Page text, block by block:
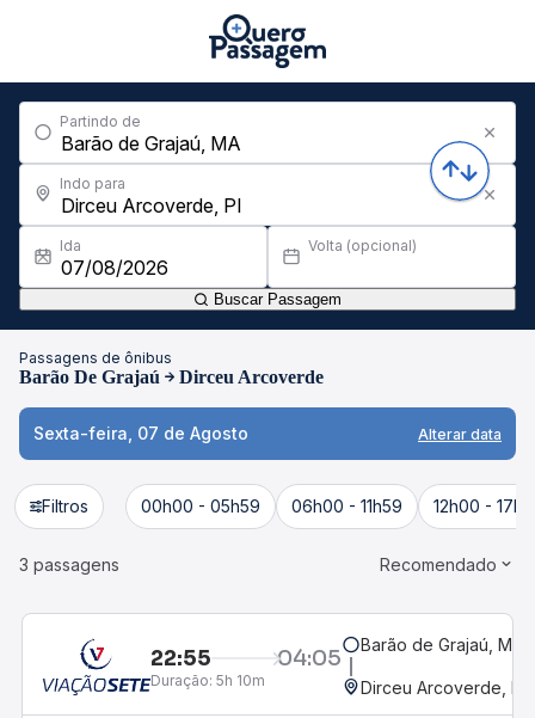
Partindo de
Indo para
Ida Volta (opcional)
Buscar Passagem
Passagens de ônibus
Barão De Grajaú Dirceu Arcoverde
Sexta-feira, 07 de Agosto Alterar data
Filtros 00h00 - 05h59 06h00 - 11h59 12h00 -
3 passagens Recomendado
22:55 04:05
Duração: 5h 10m
Barão de Grajaú, MA
Dirceu Arcoverde, PI